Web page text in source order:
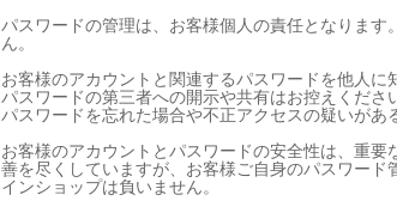
パスワードの管理は、お客様個人の責任となります。
ん。
お客様のアカウントと関連するパスワードを他人に
パスワードの第三者への開示や共有はお控えくださ
パスワードを忘れた場合や不正アクセスの疑いがあ
お客様のアカウントとパスワードの安全性は、重要
善を尽くしていますが、お客様ご自身のパスワー
インショップは負いません。